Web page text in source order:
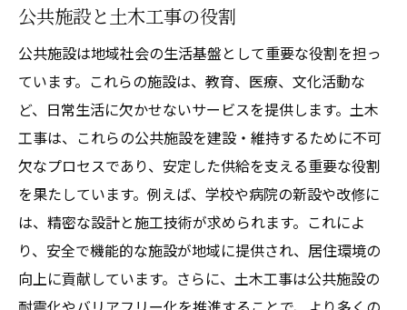
持続可能な材料と工法の選択
スマートインフラの実現に向けて
データドリブンなプロジェクト管理
未来の社会に向けた技術的挑戦
公共施設と土木工事の役割
公共施設は地域社会の生活基盤として重要な役割を担っ
ています。これらの施設は、教育、医療、文化活動な
ど、日常生活に欠かせないサービスを提供します。土木
工事は、これらの公共施設を建設・維持するために不可
欠なプロセスであり、安定した供給を支える重要な役割
を果たしています。例えば、学校や病院の新設や改修に
は、精密な設計と施工技術が求められます。これによ
り、安全で機能的な施設が地域に提供され、居住環境の
向上に貢献しています。さらに、土木工事は公共施設の